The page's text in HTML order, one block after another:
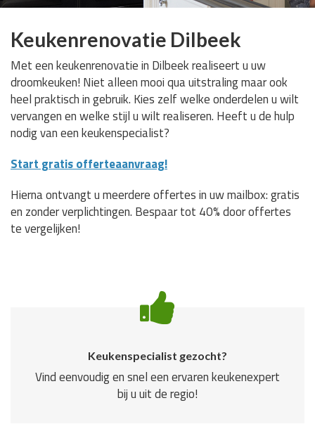
Keukenrenovatie Dilbeek
Met een keukenrenovatie in Dilbeek realiseert u uw
droomkeuken! Niet alleen mooi qua uitstraling maar ook
heel praktisch in gebruik. Kies zelf welke onderdelen u wilt
vervangen en welke stijl u wilt realiseren. Heeft u de hulp
nodig van een keukenspecialist?
Start gratis offerteaanvraag!
Hierna ontvangt u meerdere offertes in uw mailbox: gratis
en zonder verplichtingen. Bespaar tot 40% door offertes
te vergelijken!
Keukenspecialist gezocht?
Vind eenvoudig en snel een ervaren keukenexpert
bij u uit de regio!